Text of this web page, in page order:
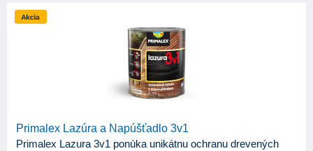
Primalex Lazúra a Napúšťadlo 3v1
Primalex Lazura 3v1 ponúka unikátnu ochranu drevených